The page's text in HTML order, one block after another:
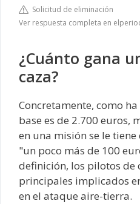
Solicitud de eliminación
Ver respuesta completa en
¿Cuánto gana
caza?
Concretamente, como
base es de 2.700 euros,
en una misión se le
"un poco más de 100
definición, los pilotos de
principales implicados
en el ataque aire-tierra.